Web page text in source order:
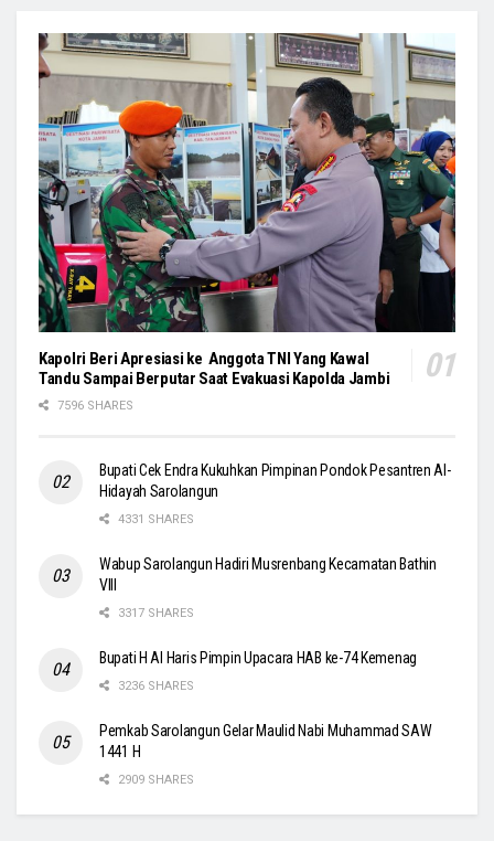
Kapolri Beri Apresiasi ke Anggota TNI Yang Kawal
Tandu Sampai Berputar Saat Evakuasi Kapolda Jambi
7596 SHARES
Bupati Cek Endra Kukuhkan Pimpinan Pondok Pesantren Al-
Hidayah Sarolangun
4331 SHARES
Wabup Sarolangun Hadiri Musrenbang Kecamatan Bathin
VIII
3317 SHARES
Bupati H Al Haris Pimpin Upacara HAB ke-74 Kemenag
3236 SHARES
Pemkab Sarolangun Gelar Maulid Nabi Muhammad SAW
1441 H
2909 SHARES